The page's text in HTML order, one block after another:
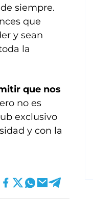
siempre.
que
y sean
la
que nos
no es
exclusivo
y con la